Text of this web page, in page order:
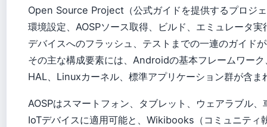
Open Source Project（公式ガイドを提供するプロジ
環境設定、AOSPソース取得、ビルド、エミュレータ実
デバイスへのフラッシュ、テストまでの一連のガイド
その主な構成要素には、Androidの基本フレームワー
HAL、Linuxカーネル、標準アプリケーション群が含ま
AOSPはスマートフォン、タブレット、ウェアラブル、
IoTデバイスに適用可能と、Wikibooks（コミュニティ